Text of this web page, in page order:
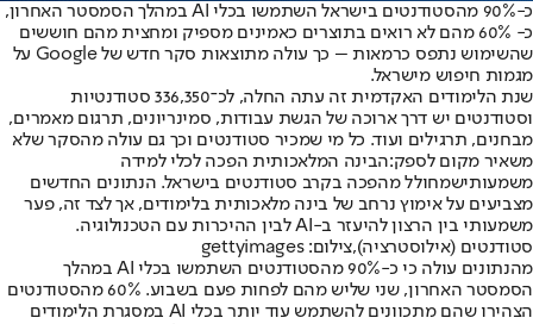
כ-90% מהסטודנטים בישראל השתמשו בכלי AI במהלך הסמסטר האחרון,
כ- 60% מהם לא רואים בתוצרים כאמינים מספיק ומחצית מהם חוששים
שהשימוש נתפס כרמאות – כך עולה מתוצאות סקר חדש של Google על
מגמות חיפוש מישראל.
שנת הלימודים האקדמית זה עתה החלה, לכ־336,350 סטודנטיות
וסטודנטים יש דרך ארוכה של הגשת עבודות, סמינריונים, תרגום מאמרים,
מבחנים, תרגילים ועוד. כל מי שמכיר סטודנטים וכך גם עולה מהסקר שלא
משאיר מקום לספק:הבינה המלאכותית הפכה לכלי למידה
משמעותישמחולל מהפכה בקרב סטודנטים בישראל. הנתונים החדשים
מצביעים על אימוץ נרחב של בינה מלאכותית בלימודים, אך לצד זה, פער
משמעותי בין הרצון להיעזר ב-AI לבין ההיכרות עם הטכנולוגיה.
סטודנטים (אילוסטרציה),צילום: gettyimages
מהנתונים עולה כי כ-90% מהסטודנטים השתמשו בכלי AI במהלך
הסמסטר האחרון, שני שליש מהם לפחות פעם בשבוע. 60% מהסטודנטים
הצהירו שהם מתכוונים להשתמש עוד יותר בכלי AI במסגרת הלימודים